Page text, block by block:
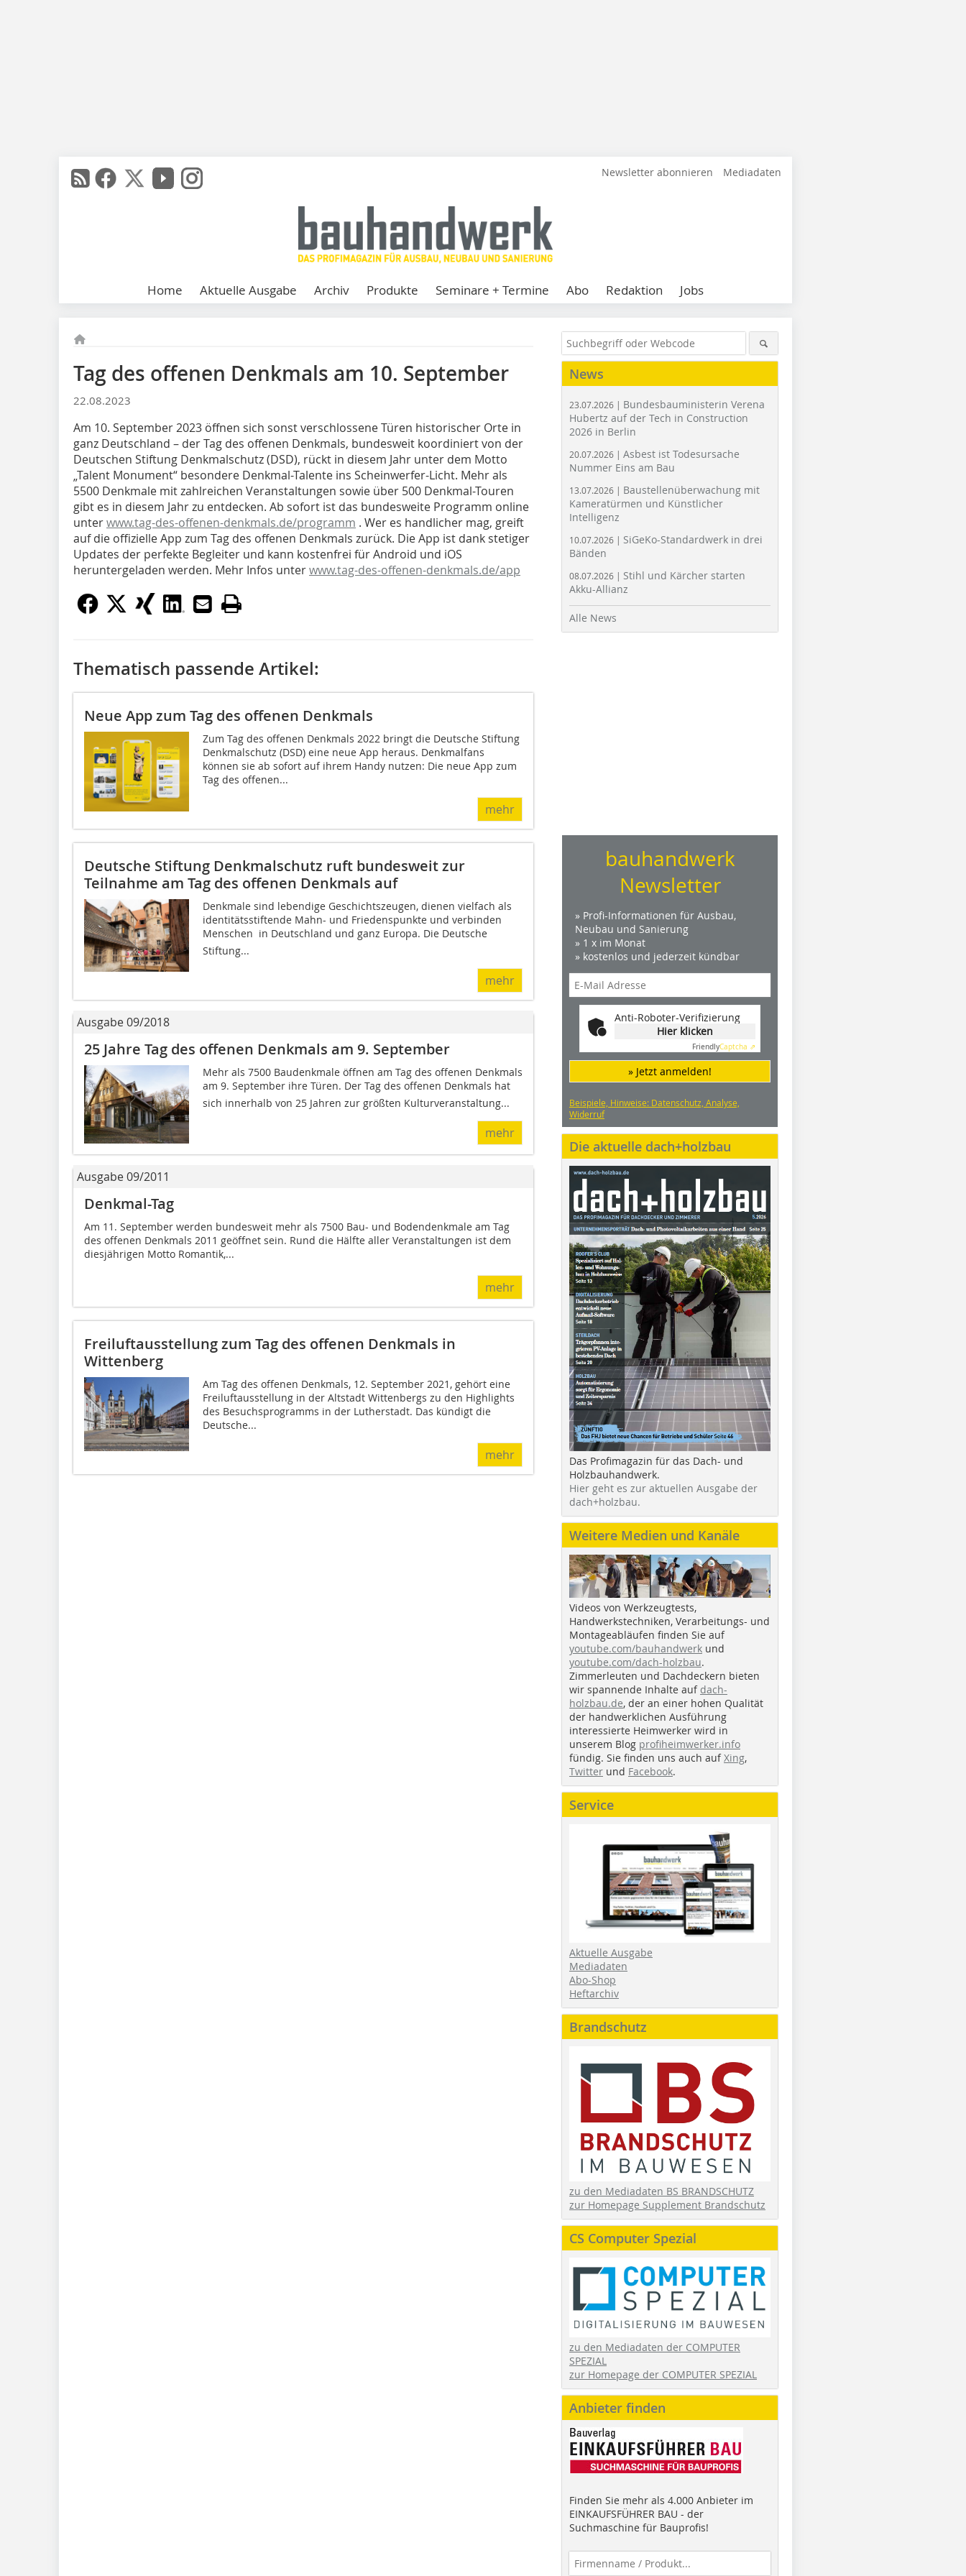
Newsletter abonnieren Mediadaten
Home Aktuelle Ausgabe Archiv Produkte Seminare + Termine Abo Redaktion Jobs
Tag des offenen Denkmals am 10. September
22.08.2023
Am 10. September 2023 öffnen sich sonst verschlossene Türen historischer Orte in
ganz Deutschland – der Tag des offenen Denkmals, bundesweit koordiniert von der
Deutschen Stiftung Denkmalschutz (DSD), rückt in diesem Jahr unter dem Motto
„Talent Monument“ besondere Denkmal-Talente ins Scheinwerfer-Licht. Mehr als
5500 Denkmale mit zahlreichen Veranstaltungen sowie über 500 Denkmal-Touren
gibt es in diesem Jahr zu entdecken. Ab sofort ist das bundesweite Programm online
unterwww.tag-des-offenen-denkmals.de/programm . Wer es handlicher mag, greift
auf die offizielle App zum Tag des offenen Denkmals zurück. Die App ist dank stetiger
Updates der perfekte Begleiter und kann kostenfrei für Android und iOS
heruntergeladen werden. Mehr Infos unterwww.tag-des-offenen-denkmals.de/app
Thematisch passende Artikel:
Neue App zum Tag des offenen Denkmals
Zum Tag des offenen Denkmals 2022 bringt die Deutsche Stiftung
Denkmalschutz (DSD) eine neue App heraus. Denkmalfans
können sie ab sofort auf ihrem Handy nutzen: Die neue App zum
Tag des offenen...
mehr
Deutsche Stiftung Denkmalschutz ruft bundesweit zur
Teilnahme am Tag des offenen Denkmals auf
Denkmale sind lebendige Geschichtszeugen, dienen vielfach als
identitäts­stiftende Mahn- und Friedenspunkte und verbinden
Menschen  in Deutschland und ganz Europa. Die Deutsche
Stiftung...
mehr
Ausgabe 09/2018
25 Jahre Tag des offenen Denkmals am 9. September
Mehr als 7500 Baudenkmale öffnen am Tag des offenen Denkmals
am 9. September ihre Türen. Der Tag des offenen Denkmals hat
sich innerhalb von 25 Jahren zur größten Kulturveranstaltung...
mehr
Ausgabe 09/2011
Denkmal-Tag
Am 11. September werden bundesweit mehr als 7500 Bau- und Bodendenkmale am Tag
des offenen Denkmals 2011 geöffnet sein. Rund die Hälfte aller Veranstaltungen ist dem
diesjährigen Motto Romantik,...
mehr
Freiluftausstellung zum Tag des offenen Denkmals in
Wittenberg
Am Tag des offenen Denkmals, 12. September 2021, gehört eine
Freiluftausstellung in der Altstadt Wittenbergs zu den Highlights
des Besuchsprogramms in der Lutherstadt. Das kündigt die
Deutsche...
mehr
News
23.07.2026 | Bundesbauministerin Verena
Hubertz auf der Tech in Construction
2026 in Berlin
20.07.2026 | Asbest ist Todesursache
Nummer Eins am Bau
13.07.2026 | Baustellenüberwachung mit
Kameratürmen und Künstlicher
Intelligenz
10.07.2026 | SiGeKo-Standardwerk in drei
Bänden
08.07.2026 | Stihl und Kärcher starten
Akku-Allianz
Alle News
bauhandwerk
Newsletter
» Profi-Informationen für Ausbau,
Neubau und Sanierung
» 1 x im Monat
» kostenlos und jederzeit kündbar
Anti-Roboter-Verifizierung
Hier klicken
FriendlyCaptcha ⇗
» Jetzt anmelden!
Beispiele, Hinweise: Datenschutz, Analyse,
Widerruf
Die aktuelle dach+holzbau
Das Profimagazin für das Dach- und
Holzbauhandwerk.
Hier geht es zur aktuellen Ausgabe der
dach+holzbau.
Weitere Medien und Kanäle
Videos von Werkzeugtests,
Handwerkstechniken, Verarbeitungs- und
Montageabläufen finden Sie auf
youtube.com/bauhandwerk und
youtube.com/dach-holzbau.
Zimmerleuten und Dachdeckern bieten
wir spannende Inhalte auf dach-
holzbau.de, der an einer hohen Qualität
der handwerklichen Ausführung
interessierte Heimwerker wird in
unserem Blog profiheimwerker.info
fündig. Sie finden uns auch aufXing,
Twitter und Facebook.
Service
Aktuelle Ausgabe
Mediadaten
Abo-Shop
Heftarchiv
Brandschutz
zu den Mediadaten BS BRANDSCHUTZ
zur Homepage Supplement Brandschutz
CS Computer Spezial
zu den Mediadaten der COMPUTER
SPEZIAL
zur Homepage der COMPUTER SPEZIAL
Anbieter finden
Finden Sie mehr als 4.000 Anbieter im
EINKAUFSFÜHRER BAU - der
Suchmaschine für Bauprofis!